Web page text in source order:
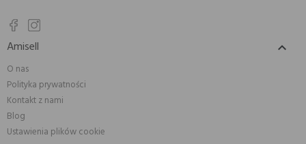
Amisell 
O nas
Polityka prywatności
Kontakt z nami
Blog
Ustawienia plików cookie